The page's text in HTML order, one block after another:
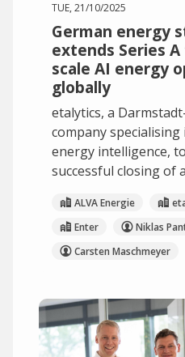
TUE, 21/10/2025
German energy
extends Series
scale AI energy
globally
etalytics, a
company
energy intelligence,
successful closing of
ALVA Energie
Enter
Niklas
Carsten Maschmeyer